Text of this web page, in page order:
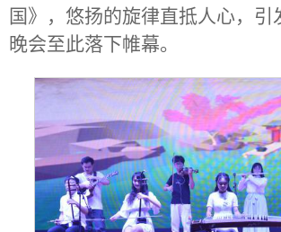
国》，悠扬的旋律直抵人心，引
晚会至此落下帷幕。